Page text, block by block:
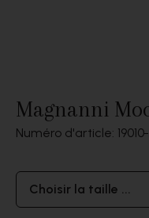
Magnanni
Numéro d'article: 19010
Choisir la taille ...